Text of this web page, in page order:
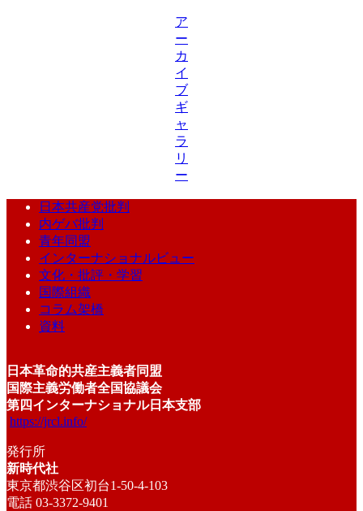
ア
ー
カ
イ
ブ
ギ
ャ
ラ
リ
ー
日本共産党批判
内ゲバ批判
青年同盟
インターナショナルビュー
文化・批評・学習
国際組織
コラム架橋
資料
日本革命的共産主義者同盟
国際主義労働者全国協議会
第四インターナショナル日本支部
https://jrcl.info/
発行所
新時代社
東京都渋谷区初台1-50-4-103
電話 03-3372-9401